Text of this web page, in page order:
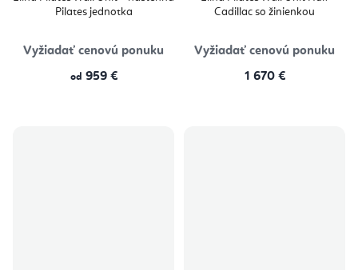
Pilates jednotka
Vyžiadať cenovú ponuku
od 959 €
Cadillac so žinienkou
Vyžiadať cenovú ponuku
1 670 €